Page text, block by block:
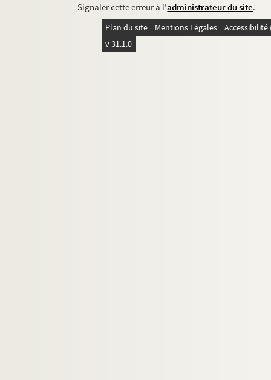
Signaler cette erreur à l'administrateur du site.
Plan du site Mentions Légales
v 31.1.0